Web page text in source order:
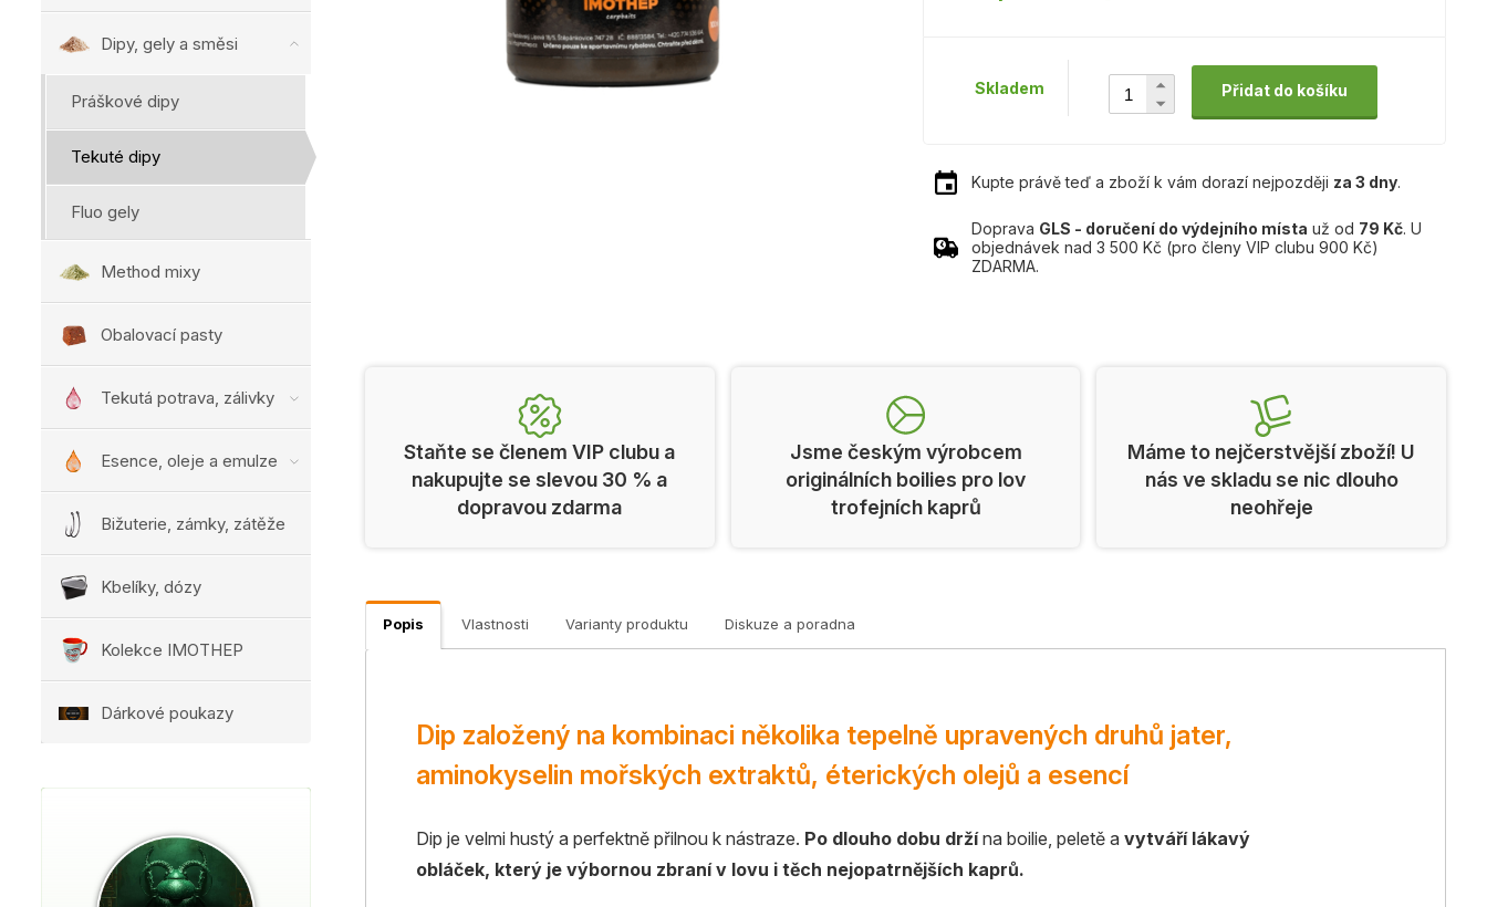
Dipy, gely a směsi
Práškové dipy
Tekuté dipy
Fluo gely
Method mixy
Obalovací pasty
Tekutá potrava, zálivky
Esence, oleje a emulze
Bižuterie, zámky, zátěže
Kbelíky, dózy
Kolekce IMOTHEP
Dárkové poukazy
Skladem Přidat do košíku
Kupte právě teď a zboží k vám dorazí nejpozději za 3 dny.
Doprava GLS - doručení do výdejního místa už od 79 Kč. U
objednávek nad 3 500 Kč (pro členy VIP clubu 900 Kč)
ZDARMA.
Staňte se členem VIP clubu a
nakupujte se slevou 30 % a
dopravou zdarma
Jsme českým výrobcem
originálních boilies pro lov
trofejních kaprů
Máme to nejčerstvější zboží! U
nás ve skladu se nic dlouho
neohřeje
Popis Vlastnosti Varianty produktu Diskuze a poradna
Dip založený na kombinaci několika tepelně upravených druhů jater,
aminokyselin mořských extraktů, éterických olejů a esencí
Dip je velmi hustý a perfektně přilnou k nástraze. Po dlouho dobu držína boilie, peletě avytváří lákavý
obláček, který je výbornou zbraní v lovu i těch nejopatrnějších kaprů.